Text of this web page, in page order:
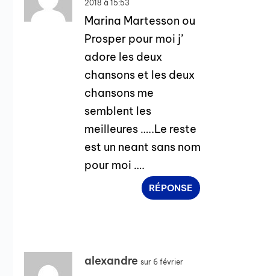
2018 à 15:53
Marina Martesson ou
Prosper pour moi j’
adore les deux
chansons et les deux
chansons me
semblent les
meilleures …..Le reste
est un neant sans nom
pour moi ….
RÉPONSE
alexandre sur 6 février